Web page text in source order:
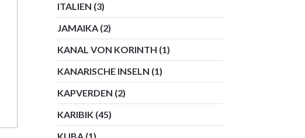
ITALIEN (3)
JAMAIKA (2)
KANAL VON KORINTH (1)
KANARISCHE INSELN (1)
KAPVERDEN (2)
KARIBIK (45)